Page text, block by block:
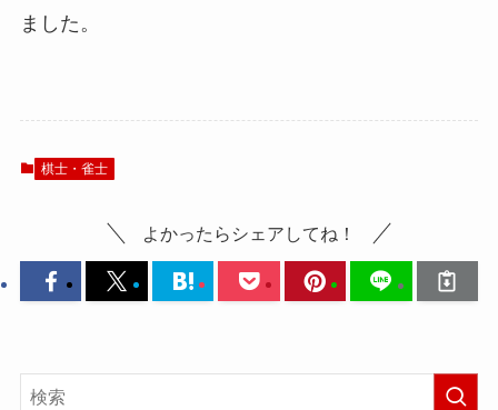
ました。
棋士・雀士
よかったらシェアしてね！